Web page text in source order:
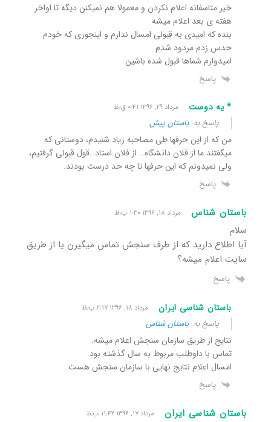
خیر متاسفانه اعلام نکردن و معمولا هم نمیکنن دیگه تا اواخر
هفته ی بعد اعلام میشه
بنده که امیدی به قبولی امسال ندارم و اینجوری که خودم
حدس زدم مردود شدم
امیدوارم شماها قبول شده باشین
پاسخ
* یه دوست مرداد ۲۹, ۱۳۹۶ ۰:۴۱ ق٫ظ
پاسخ بهباستان پیش
من که از این حرفها طی مصاحبه زیاد شنیدم، دوستانی که
میگفتند ما از فلان دانشگاه… از فلان استاد…قول قبولی گرفتیم،
ولی نمیدونم که این حرفها تا چه حد درست بودند.
پاسخ
باستان شناس مرداد ۱۸, ۱۳۹۶ ۱:۳۰ ب٫ظ
سلام
آیا اطلاع دارید که از طرف سنجش تماس میگیرن یا از طریق
سایت اعلام میشه؟
پاسخ
باستان شناسی ایران مرداد ۱۸, ۱۳۹۶ ۲:۱۷ ب٫ظ
پاسخ بهباستان شناس
نتایج از طریق سازمان سنجش اعلام میشه.
تماس با داوطلب مربوط به سال گذشته بود.
امسال اعلام نتایج نهایی با سازمان سنجش هست.
پاسخ
باستان شناسی ایران مرداد ۱۷, ۱۳۹۶ ۱۱:۴۲ ب٫ظ